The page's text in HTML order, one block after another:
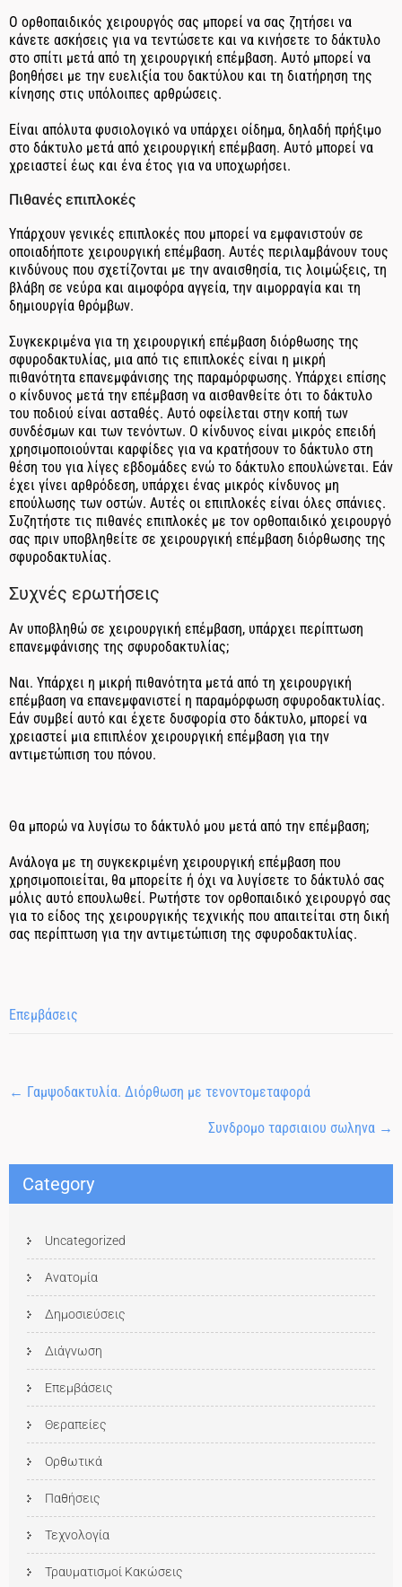
Ο ορθοπαιδικός χειρουργός σας μπορεί να σας ζητήσει να
κάνετε ασκήσεις για να τεντώσετε και να κινήσετε το δάκτυλο
στο σπίτι μετά από τη χειρουργική επέμβαση. Αυτό μπορεί να
βοηθήσει με την ευελιξία του δακτύλου και τη διατήρηση της
κίνησης στις υπόλοιπες αρθρώσεις.
Είναι απόλυτα φυσιολογικό να υπάρχει οίδημα, δηλαδή πρήξιμο
στο δάκτυλο μετά από χειρουργική επέμβαση. Αυτό μπορεί να
χρειαστεί έως και ένα έτος για να υποχωρήσει.
Πιθανές επιπλοκές
Υπάρχουν γενικές επιπλοκές που μπορεί να εμφανιστούν σε
οποιαδήποτε χειρουργική επέμβαση. Αυτές περιλαμβάνουν τους
κινδύνους που σχετίζονται με την αναισθησία, τις λοιμώξεις, τη
βλάβη σε νεύρα και αιμοφόρα αγγεία, την αιμορραγία και τη
δημιουργία θρόμβων.
Συγκεκριμένα για τη χειρουργική επέμβαση διόρθωσης της
σφυροδακτυλίας, μια από τις επιπλοκές είναι η μικρή
πιθανότητα επανεμφάνισης της παραμόρφωσης. Υπάρχει επίσης
ο κίνδυνος μετά την επέμβαση να αισθανθείτε ότι το δάκτυλο
του ποδιού είναι ασταθές. Αυτό οφείλεται στην κοπή των
συνδέσμων και των τενόντων. Ο κίνδυνος είναι μικρός επειδή
χρησιμοποιούνται καρφίδες για να κρατήσουν το δάκτυλο στη
θέση του για λίγες εβδομάδες ενώ το δάκτυλο επουλώνεται. Εάν
έχει γίνει αρθρόδεση, υπάρχει ένας μικρός κίνδυνος μη
επούλωσης των οστών. Αυτές οι επιπλοκές είναι όλες σπάνιες.
Συζητήστε τις πιθανές επιπλοκές με τον ορθοπαιδικό χειρουργό
σας πριν υποβληθείτε σε χειρουργική επέμβαση διόρθωσης της
σφυροδακτυλίας.
Συχνές ερωτήσεις
Αν υποβληθώ σε χειρουργική επέμβαση, υπάρχει περίπτωση
επανεμφάνισης της σφυροδακτυλίας;
Ναι. Υπάρχει η μικρή πιθανότητα μετά από τη χειρουργική
επέμβαση να επανεμφανιστεί η παραμόρφωση σφυροδακτυλίας.
Εάν συμβεί αυτό και έχετε δυσφορία στο δάκτυλο, μπορεί να
χρειαστεί μια επιπλέον χειρουργική επέμβαση για την
αντιμετώπιση του πόνου.
Θα μπορώ να λυγίσω το δάκτυλό μου μετά από την επέμβαση;
Ανάλογα με τη συγκεκριμένη χειρουργική επέμβαση που
χρησιμοποιείται, θα μπορείτε ή όχι να λυγίσετε το δάκτυλό σας
μόλις αυτό επουλωθεί. Ρωτήστε τον ορθοπαιδικό χειρουργό σας
για το είδος της χειρουργικής τεχνικής που απαιτείται στη δική
σας περίπτωση για την αντιμετώπιση της σφυροδακτυλίας.
Επεμβάσεις
← Γαμψοδακτυλία. Διόρθωση με τενοντομεταφορά
Συνδρομο ταρσιαιου σωληνα →
Category
Uncategorized
Ανατομία
Δημοσιεύσεις
Διάγνωση
Επεμβάσεις
Θεραπείες
Ορθωτικά
Παθήσεις
Τεχνολογία
Τραυματισμοί Κακώσεις